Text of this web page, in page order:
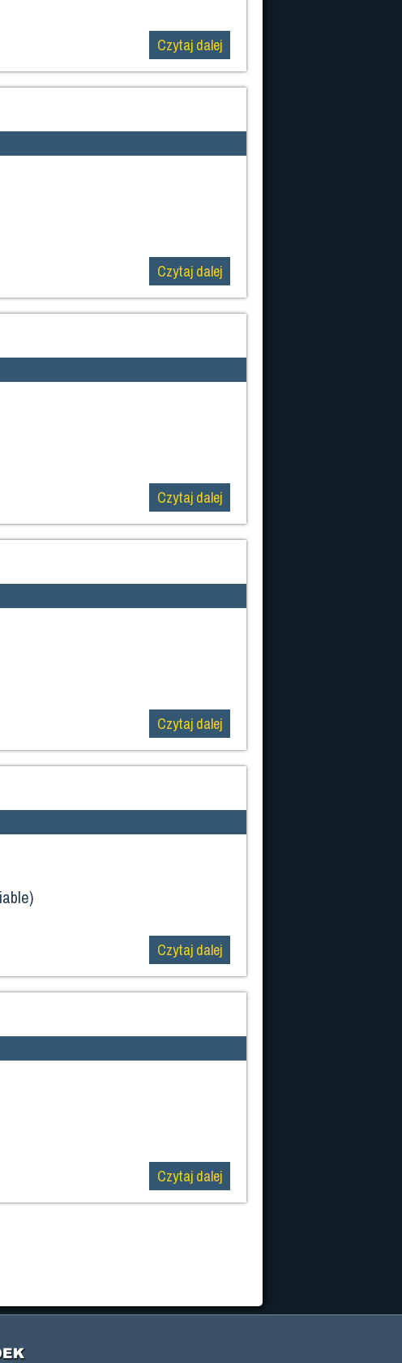
Czytaj dalej
Czytaj dalej
Czytaj dalej
Czytaj dalej
Czytaj dalej
Czytaj dalej